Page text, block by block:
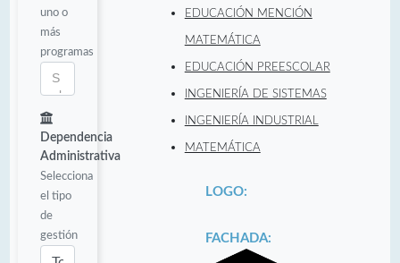
uno o
más
programas
Dependencia
Administrativa
Selecciona
el tipo
de
gestión
EDUCACIÓN MENCIÓN
MATEMÁTICA
EDUCACIÓN PREESCOLAR
INGENIERÍA DE SISTEMAS
INGENIERÍA INDUSTRIAL
MATEMÁTICA
LOGO:
FACHADA: